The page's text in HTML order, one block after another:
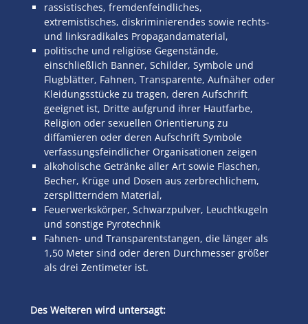
rassistisches, fremdenfeindliches,
extremistisches, diskriminierendes sowie rechts-
und linksradikales Propagandamaterial,
politische und religiöse Gegenstände,
einschließlich Banner, Schilder, Symbole und
Flugblätter, Fahnen, Transparente, Aufnäher oder
Kleidungsstücke zu tragen, deren Aufschrift
geeignet ist, Dritte aufgrund ihrer Hautfarbe,
Religion oder sexuellen Orientierung zu
diffamieren oder deren Aufschrift Symbole
verfassungsfeindlicher Organisationen zeigen
alkoholische Getränke aller Art sowie Flaschen,
Becher, Krüge und Dosen aus zerbrechlichem,
zersplitterndem Material,
Feuerwerkskörper, Schwarzpulver, Leuchtkugeln
und sonstige Pyrotechnik
Fahnen- und Transparentstangen, die länger als
1,50 Meter sind oder deren Durchmesser größer
als drei Zentimeter ist.
Des Weiteren wird untersagt: